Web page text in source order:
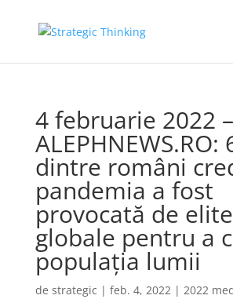
4 februarie 2022 –
ALEPHNEWS.RO:
dintre români
pandemia a fost
provocată de
globale pentru a
populația lumii
de strategic | feb. 4, 2022| 2022